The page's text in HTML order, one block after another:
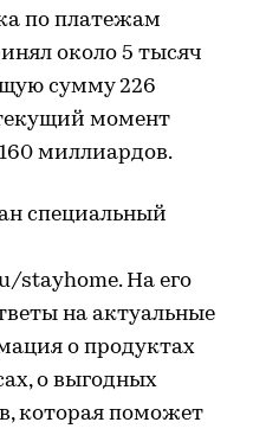
по платежам
около 5 тысяч
сумму 226
момент
миллиардов.
специальный
stayhome. На его
на актуальные
о продуктах
о выгодных
которая поможет